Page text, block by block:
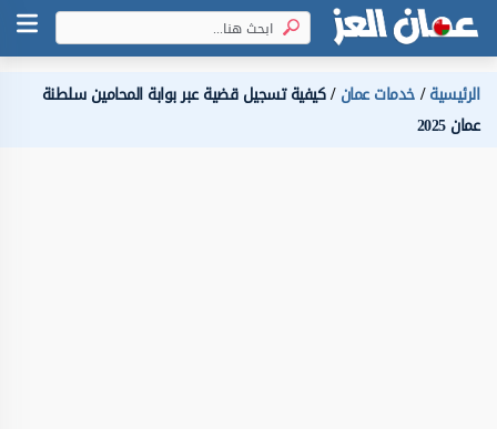
الرئيسية خدمات عمان كيفية تسجيل قضية عبر بوابة المحامين سلطنة
عمان 2025